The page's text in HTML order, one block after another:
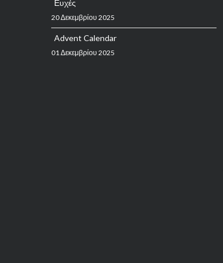
Ευχές
20 Δεκεμβρίου 2025
Advent Calendar
01 Δεκεμβρίου 2025